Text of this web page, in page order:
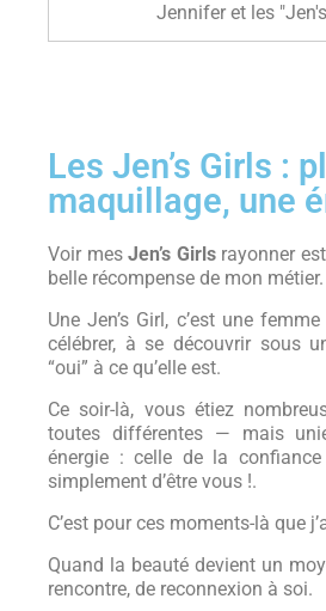
Jennifer et les
Les Jen’s Girls :
maquillage, une
Voir mesJen’s Girlsrayonner
belle récompense de mon métier.
Une Jen’s Girl, c’est une
célébrer, à se découvrir sous
“oui” à ce qu’elle est.
Ce soir-là, vous étiez
toutes différentes — mais
énergie : celle de la
simplement d’être vous !.
C’est pour ces moments-là que
Quand la beauté devient un
rencontre, de reconnexion à soi.